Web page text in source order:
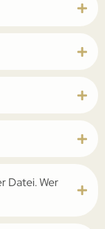
Datei. Wer